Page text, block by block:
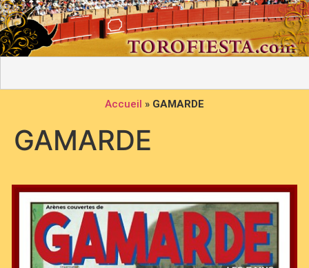
Accueil » GAMARDE
GAMARDE